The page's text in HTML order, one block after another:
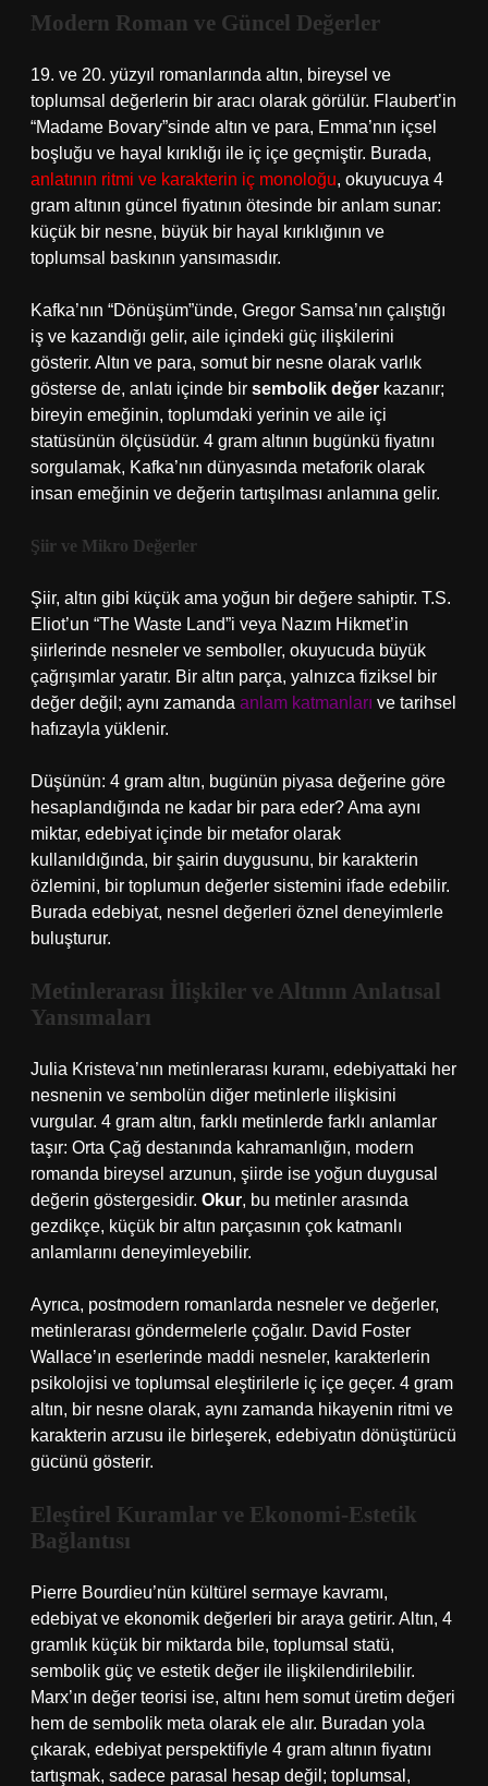
Modern Roman ve Güncel Değerler
19. ve 20. yüzyıl romanlarında altın, bireysel ve
toplumsal değerlerin bir aracı olarak görülür. Flaubert’in
“Madame Bovary”sinde altın ve para, Emma’nın içsel
boşluğu ve hayal kırıklığı ile iç içe geçmiştir. Burada,
anlatının ritmi ve karakterin iç monoloğu, okuyucuya 4
gram altının güncel fiyatının ötesinde bir anlam sunar:
küçük bir nesne, büyük bir hayal kırıklığının ve
toplumsal baskının yansımasıdır.
Kafka’nın “Dönüşüm”ünde, Gregor Samsa’nın çalıştığı
iş ve kazandığı gelir, aile içindeki güç ilişkilerini
gösterir. Altın ve para, somut bir nesne olarak varlık
gösterse de, anlatı içinde bir sembolik değer kazanır;
bireyin emeğinin, toplumdaki yerinin ve aile içi
statüsünün ölçüsüdür. 4 gram altının bugünkü fiyatını
sorgulamak, Kafka’nın dünyasında metaforik olarak
insan emeğinin ve değerin tartışılması anlamına gelir.
Şiir ve Mikro Değerler
Şiir, altın gibi küçük ama yoğun bir değere sahiptir. T.S.
Eliot’un “The Waste Land”i veya Nazım Hikmet’in
şiirlerinde nesneler ve semboller, okuyucuda büyük
çağrışımlar yaratır. Bir altın parça, yalnızca fiziksel bir
değer değil; aynı zamanda anlam katmanları ve tarihsel
hafızayla yüklenir.
Düşünün: 4 gram altın, bugünün piyasa değerine göre
hesaplandığında ne kadar bir para eder? Ama aynı
miktar, edebiyat içinde bir metafor olarak
kullanıldığında, bir şairin duygusunu, bir karakterin
özlemini, bir toplumun değerler sistemini ifade edebilir.
Burada edebiyat, nesnel değerleri öznel deneyimlerle
buluşturur.
Metinlerarası İlişkiler ve Altının Anlatısal
Yansımaları
Julia Kristeva’nın metinlerarası kuramı, edebiyattaki her
nesnenin ve sembolün diğer metinlerle ilişkisini
vurgular. 4 gram altın, farklı metinlerde farklı anlamlar
taşır: Orta Çağ destanında kahramanlığın, modern
romanda bireysel arzunun, şiirde ise yoğun duygusal
değerin göstergesidir. Okur, bu metinler arasında
gezdikçe, küçük bir altın parçasının çok katmanlı
anlamlarını deneyimleyebilir.
Ayrıca, postmodern romanlarda nesneler ve değerler,
metinlerarası göndermelerle çoğalır. David Foster
Wallace’ın eserlerinde maddi nesneler, karakterlerin
psikolojisi ve toplumsal eleştirilerle iç içe geçer. 4 gram
altın, bir nesne olarak, aynı zamanda hikayenin ritmi ve
karakterin arzusu ile birleşerek, edebiyatın dönüştürücü
gücünü gösterir.
Eleştirel Kuramlar ve Ekonomi-Estetik
Bağlantısı
Pierre Bourdieu’nün kültürel sermaye kavramı,
edebiyat ve ekonomik değerleri bir araya getirir. Altın, 4
gramlık küçük bir miktarda bile, toplumsal statü,
sembolik güç ve estetik değer ile ilişkilendirilebilir.
Marx’ın değer teorisi ise, altını hem somut üretim değeri
hem de sembolik meta olarak ele alır. Buradan yola
çıkarak, edebiyat perspektifiyle 4 gram altının fiyatını
tartışmak, sadece parasal hesap değil; toplumsal,